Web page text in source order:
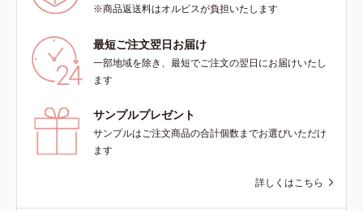
※商品返送料はオルビスが負担いたします
最短ご注文翌日お届け
一部地域を除き、最短でご注文の翌日にお届けいたし
ます
サンプルプレゼント
サンプルはご注文商品の合計個数までお選びいただけ
ます
詳しくはこちら